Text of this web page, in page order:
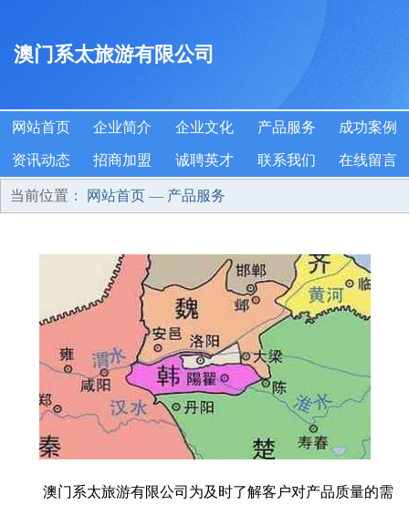
澳门系太旅游有限公司
网站首页 企业简介 企业文化 产品服务 成功案例
资讯动态 招商加盟 诚聘英才 联系我们 在线留言
当前位置： 网站首页 — 产品服务
澳门系太旅游有限公司为及时了解客户对产品质量的需